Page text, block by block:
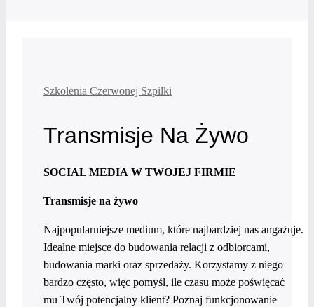
Szkolenia Czerwonej Szpilki
Transmisje Na Żywo
SOCIAL MEDIA W TWOJEJ FIRMIE
Transmisje na żywo
Najpopularniejsze medium, które najbardziej nas angażuje.
Idealne miejsce do budowania relacji z odbiorcami,
budowania marki oraz sprzedaży. Korzystamy z niego
bardzo często, więc pomyśl, ile czasu może poświęcać
mu Twój potencjalny klient? Poznaj funkcjonowanie